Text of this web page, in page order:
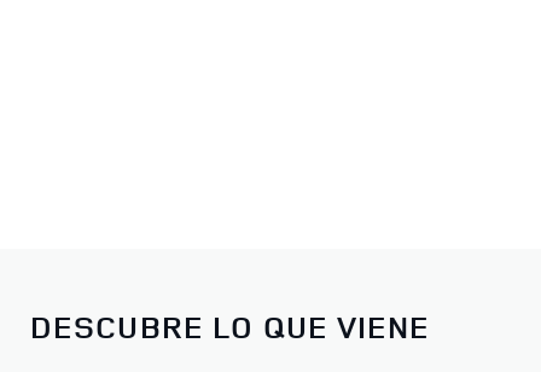
DESCUBRE LO QUE VIENE